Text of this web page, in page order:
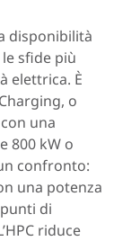
disponibilità
sfide più
elettrica. È
o
una
800 kW o
confronto:
una potenza
di
riduce